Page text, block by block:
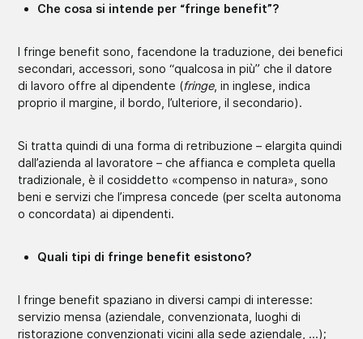
Che cosa si intende per “fringe benefit”?
I fringe benefit sono, facendone la traduzione, dei benefici
secondari, accessori, sono “qualcosa in più” che il datore
di lavoro offre al dipendente (fringe, in inglese, indica
proprio il margine, il bordo, l’ulteriore, il secondario).
Si tratta quindi di una forma di retribuzione – elargita quindi
dall’azienda al lavoratore – che affianca e completa quella
tradizionale, è il cosiddetto «compenso in natura», sono
beni e servizi che l’impresa concede (per scelta autonoma
o concordata) ai dipendenti.
Quali tipi di fringe benefit esistono?
I fringe benefit spaziano in diversi campi di interesse:
servizio mensa (aziendale, convenzionata, luoghi di
ristorazione convenzionati vicini alla sede aziendale, …);